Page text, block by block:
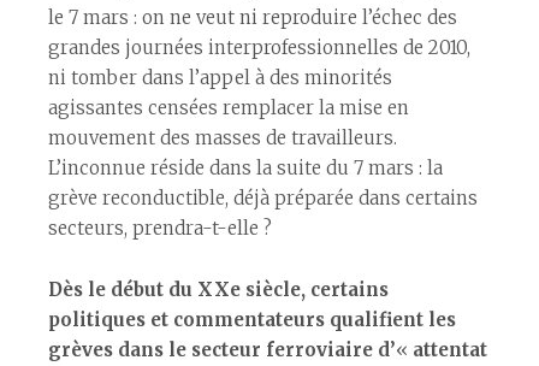
le 7 mars : on ne veut ni reproduire l’échec des
grandes journées interprofessionnelles de 2010,
ni tomber dans l’appel à des minorités
agissantes censées remplacer la mise en
mouvement des masses de travailleurs.
L’inconnue réside dans la suite du 7 mars : la
grève reconductible, déjà préparée dans certains
secteurs, prendra-t-elle ?
Dès le début du XXe siècle, certains
politiques et commentateurs qualifient les
grèves dans le secteur ferroviaire d’« attentat